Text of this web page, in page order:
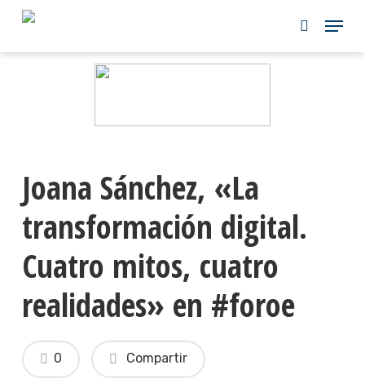
Skip
Joana Sánchez, «La
transformación digital.
Cuatro mitos, cuatro
realidades» en #foroe
Compartir
0